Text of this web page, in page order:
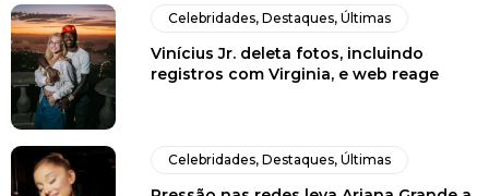
Celebridades,Destaques,Últimas
Vinícius Jr. deleta fotos, incluindo
registros com Virginia, e web reage
Celebridades,Destaques,Últimas